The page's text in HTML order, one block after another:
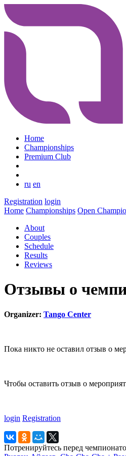
Home
Championships
Premium Club
ru en
Registration login
Home Championships Open
About
Couples
Schedule
Results
Reviews
Отзывы о
Organizer: Tango Center
Пока никто не оставил отзыв о
Чтобы оставить отзыв о
login Registration
Потренируйтесь перед